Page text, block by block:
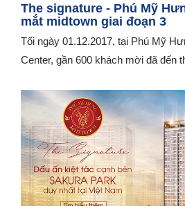
The signature - Phú Mỹ
mắt midtown giai đoạn 3
Tối ngày 01.12.2017, tại Phú Mỹ
Center, gần 600 khách mời đã đến